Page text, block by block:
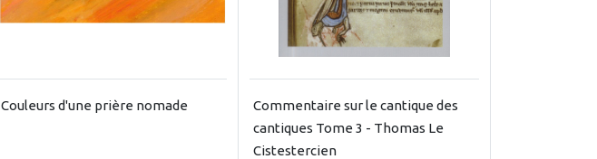
Couleurs d'une prière nomade
Commentaire sur le cantique des
cantiques Tome 3 - Thomas Le
Cistestercien